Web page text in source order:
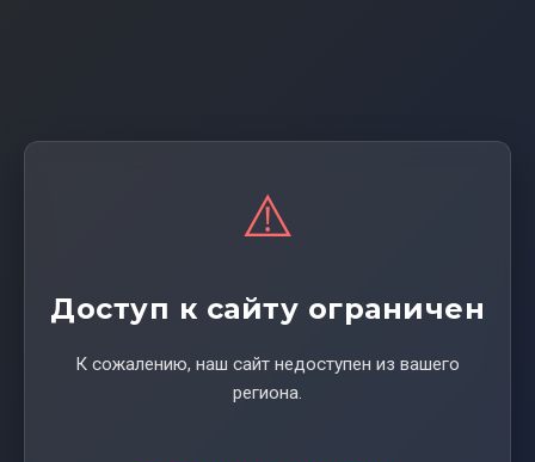
⚠️
Доступ к сайту ограничен
К сожалению, наш сайт недоступен из вашего
региона.